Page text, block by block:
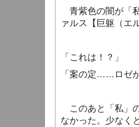
青紫色の闇が「
ァルス【巨躯（エ
「これは！？」
「案の定……ロゼ
このあと「私」
なかった。少なく